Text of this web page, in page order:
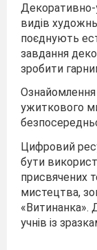
видів
поєднують
завдання
зробити
ужиткового
Цифровий
бути
присвячених
мистецтва,
учнів із